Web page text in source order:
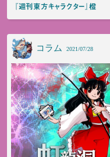
『週刊東方キャラクター』橙
コラム 2021/07/28